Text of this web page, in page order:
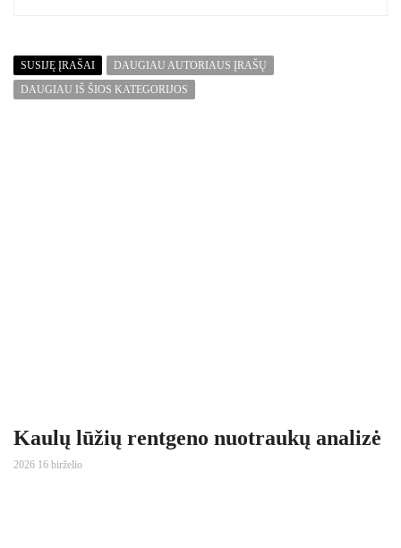
SUSIJĘ ĮRAŠAI
DAUGIAU AUTORIAUS ĮRAŠŲ
DAUGIAU IŠ ŠIOS KATEGORIJOS
Kaulų lūžių rentgeno nuotraukų analizė
2026 16 birželio